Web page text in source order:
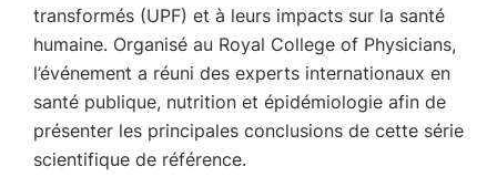
transformés (UPF) et à leurs impacts sur la santé
humaine. Organisé au Royal College of Physicians,
l’événement a réuni des experts internationaux en
santé publique, nutrition et épidémiologie afin de
présenter les principales conclusions de cette série
scientifique de référence.